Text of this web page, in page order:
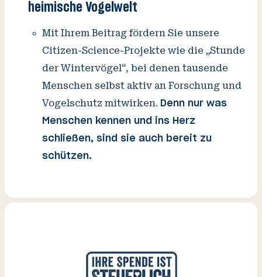
heimische Vogelwelt
Mit Ihrem Beitrag fördern Sie unsere
Citizen-Science-Projekte wie die „Stunde
der Wintervögel“, bei denen tausende
Menschen selbst aktiv an Forschung und
Vogelschutz mitwirken. Denn nur was
Menschen kennen und ins Herz
schließen, sind sie auch bereit zu
schützen.